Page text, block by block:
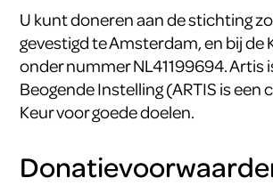
U kunt doneren aan de stichting
gevestigd te Amsterdam, en bij
onder nummer NL41199694. Artis
Beogende Instelling (ARTIS is
Keur voor goede doelen.